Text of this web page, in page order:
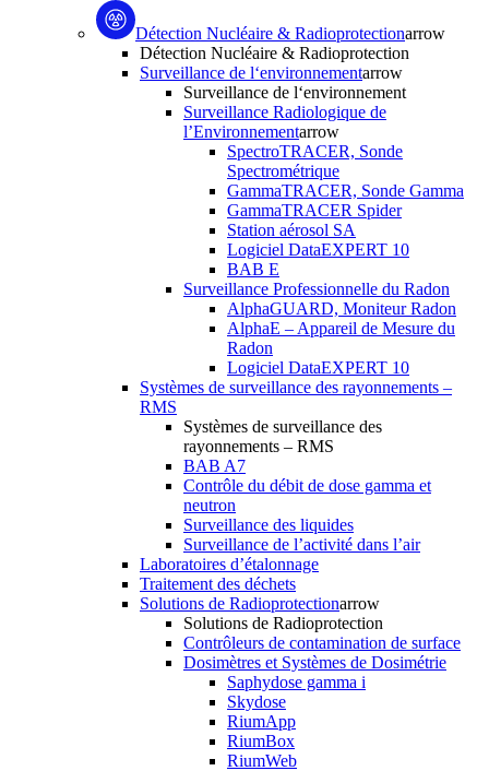
Détection Nucléaire & Radioprotectionarrow
Détection Nucléaire & Radioprotection
Surveillance de l‘environnementarrow
Surveillance de l‘environnement
Surveillance Radiologique de
l’Environnementarrow
SpectroTRACER, Sonde
Spectrométrique
GammaTRACER, Sonde Gamma
GammaTRACER Spider
Station aérosol SA
Logiciel DataEXPERT 10
BAB E
Surveillance Professionnelle du Radon
AlphaGUARD, Moniteur Radon
AlphaE – Appareil de Mesure du
Radon
Logiciel DataEXPERT 10
Systèmes de surveillance des rayonnements –
RMS
Systèmes de surveillance des
rayonnements – RMS
BAB A7
Contrôle du débit de dose gamma et
neutron
Surveillance des liquides
Surveillance de l’activité dans l’air
Laboratoires d’étalonnage
Traitement des déchets
Solutions de Radioprotectionarrow
Solutions de Radioprotection
Contrôleurs de contamination de surface
Dosimètres et Systèmes de Dosimétrie
Saphydose gamma i
Skydose
RiumApp
RiumBox
RiumWeb